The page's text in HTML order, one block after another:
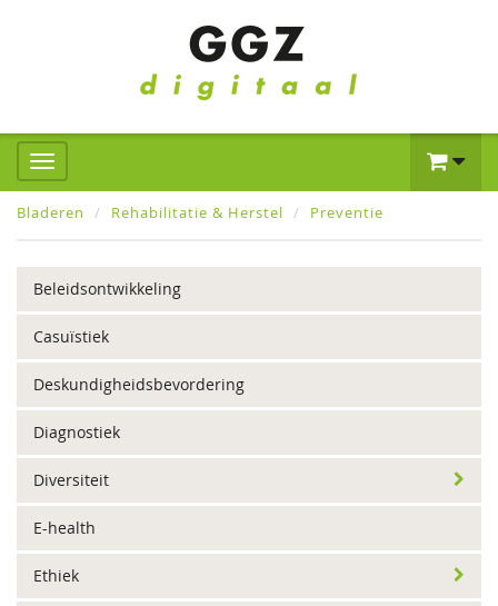
Bladeren Rehabilitatie & Herstel Preventie
Beleidsontwikkeling
Casuïstiek
Deskundigheidsbevordering
Diagnostiek
Diversiteit
E-health
Ethiek